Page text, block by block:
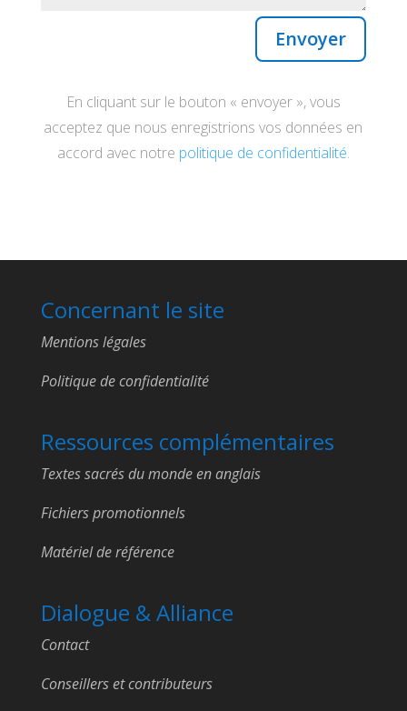
Envoyer
En cliquant sur le bouton « envoyer », vous
acceptez que nous enregistrions vos données en
accord avec notre politique de confidentialité.
Concernant le site
Mentions légales
Politique de confidentialité
Ressources complémentaires
Textes sacrés du monde en anglais
Fichiers promotionnels
Matériel de référence
Dialogue & Alliance
Contact
Conseillers et contributeurs